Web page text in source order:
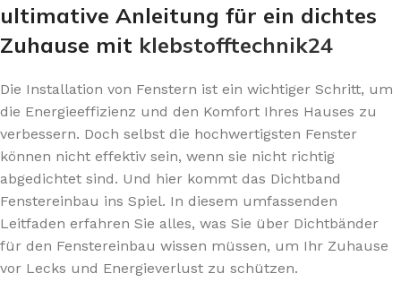
ultimative Anleitung für ein dichtes
Zuhause mit klebstofftechnik24
Die Installation von Fenstern ist ein wichtiger Schritt, um
die Energieeffizienz und den Komfort Ihres Hauses zu
verbessern. Doch selbst die hochwertigsten Fenster
können nicht effektiv sein, wenn sie nicht richtig
abgedichtet sind. Und hier kommt das Dichtband
Fenstereinbau ins Spiel. In diesem umfassenden
Leitfaden erfahren Sie alles, was Sie über Dichtbänder
für den Fenstereinbau wissen müssen, um Ihr Zuhause
vor Lecks und Energieverlust zu schützen.